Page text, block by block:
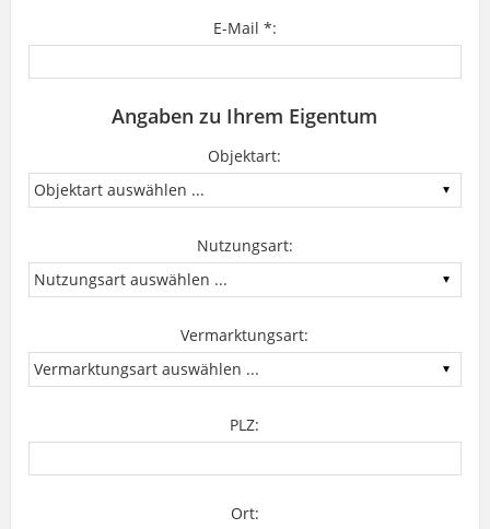
E-Mail *:
Angaben zu Ihrem Eigentum
Objektart:
Nutzungsart:
Vermarktungsart:
PLZ:
Ort: